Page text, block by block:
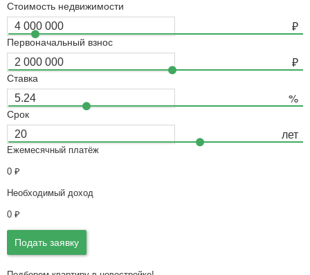
Стоимость недвижимости
Первоначальный взнос
Ставка
Срок
Ежемесячный платёж
0 ₽
Необходимый доход
0 ₽
Подать заявку